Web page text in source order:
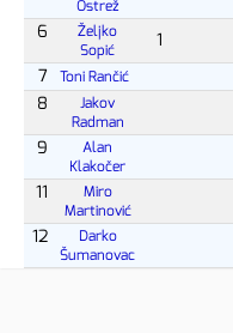
Ostrež
6
Željko
Sopić
1
7
Toni Rančić
8
Jakov
Radman
9
Alan
Klakočer
11
Miro
Martinović
12
Darko
Šumanovac